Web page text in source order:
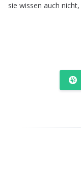
sie wissen auch nicht,